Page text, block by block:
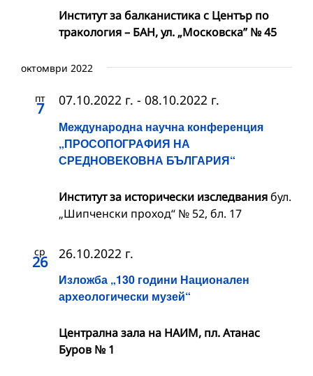
Институт за балканистика с Център по
тракология – БАН, ул. „Московска” № 45
октомври 2022
пт
7
Международна научна конференция
„ПРОСОПОГРАФИЯ НА
СРЕДНОВЕКОВНА БЪЛГАРИЯ“
07.10.2022 г. - 08.10.2022 г.
Институт за исторически изследваниябул.
„Шипченски проход“ № 52, бл. 17
ср
26
Изложба „130 години Национален
археологически музей“
26.10.2022 г.
Централна зала на НАИМ, пл. Атанас
Буров № 1